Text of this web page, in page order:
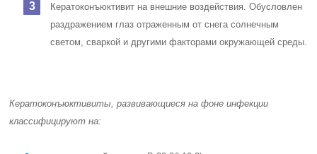
Кератоконъюктивит на внешние воздействия. Обусловлен
раздражением глаз отраженным от снега солнечным
светом, сваркой и другими факторами окружающей среды.
Кератоконъюктивиты, развивающиеся на фоне инфекции
классифицируют на: